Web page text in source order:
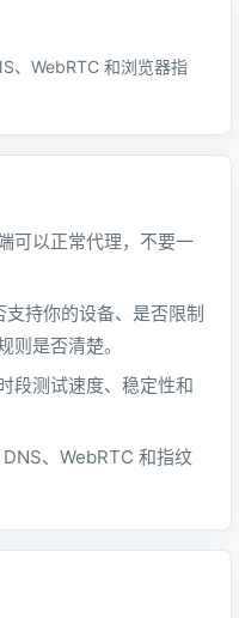
、WebRTC 和浏览器指
可以正常代理，不要一
持你的设备、是否限制
则是否清楚。
段测试速度、稳定性和
、WebRTC 和指纹